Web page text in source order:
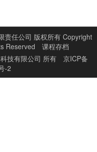
责任公司 版权所有 Copyright
Reserved
课程存档
技有限公司 所有
京ICP备
-2